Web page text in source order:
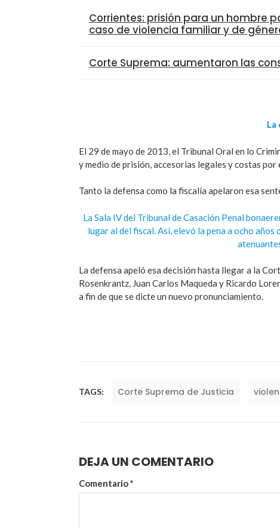
Corrientes: prisión para un hombre
caso de violencia familiar y de
Corte Suprema: aumentaron las
La
El 29 de mayo de 2013, el Tribunal Oral en lo
y medio de prisión, accesorias legales y costas
Tanto la defensa como la fiscalía apelaron esa
La Sala IV del Tribunal de Casación Penal
lugar al del fiscal. Así, elevó la pena a ocho
La defensa apeló esa decisión hasta llegar a la
Rosenkrantz, Juan Carlos Maqueda y Ricardo
a fin de que se dicte un nuevo pronunciamiento.
TAGS: Corte Suprema de Justicia
DEJA UN COMENTARIO
Comentario*